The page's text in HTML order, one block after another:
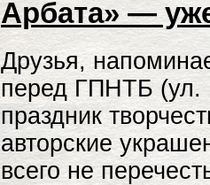
Арбата» —
Друзья,
перед ГПНТБ (ул.
праздник
авторские
всего не